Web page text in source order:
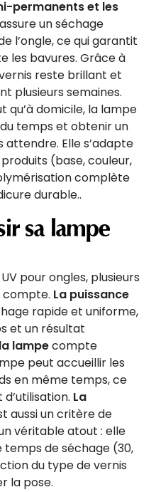
permanents et les
un séchage
l’ongle, ce qui garantit
les bavures. Grâce à
reste brillant et
plusieurs semaines.
qu’à domicile, la lampe
temps et obtenir un
Elle s’adapte
(base, couleur,
complète
durable..
sa lampe
pour ongles, plusieurs
La puissance
rapide et uniforme,
et un résultat
lampecompte
peut accueillir les
en même temps, ce
La
aussi un critère de
véritable atout : elle
de séchage (30,
du type de vernis
la pose.